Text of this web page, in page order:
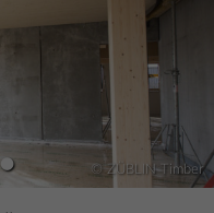
• © ZÜBLIN Timber